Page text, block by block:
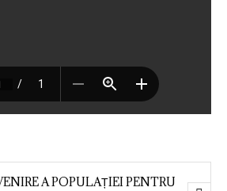
A POPULAȚIEI PENTRU